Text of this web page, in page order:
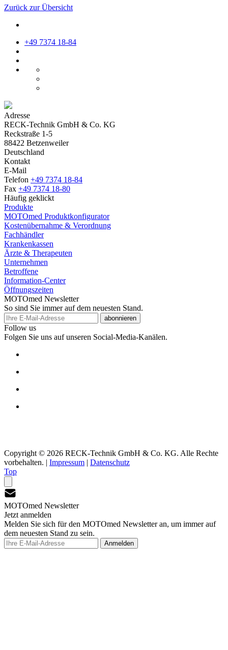
Zurück zur Übersicht
+49 7374 18-84
Adresse
RECK-Technik GmbH & Co. KG
Reckstraße 1-5
88422 Betzenweiler
Deutschland
Kontakt
E-Mail
Telefon +49 7374 18-84
Fax +49 7374 18-80
Häufig geklickt
Produkte
MOTOmed Produktkonfigurator
Kostenübernahme & Verordnung
Fachhändler
Krankenkassen
Ärzte & Therapeuten
Unternehmen
Betroffene
Information-Center
Öffnungszeiten
MOTOmed Newsletter
So sind Sie immer auf dem neuesten Stand.
abonnieren
Follow us
Folgen Sie uns auf unseren Social-Media-Kanälen.
Copyright © 2026 RECK-Technik GmbH & Co. KG. Alle Rechte
vorbehalten. | Impressum | Datenschutz
Top
MOTOmed Newsletter
Jetzt anmelden
Melden Sie sich für den MOTOmed Newsletter an, um immer auf
dem neuesten Stand zu sein.
Anmelden